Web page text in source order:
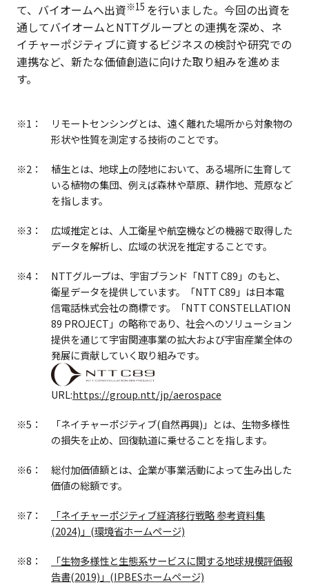
て、バイオームへ出資※15 を行いました。今回の出資を
通してバイオームとNTTグループとの連携を深め、ネ
イチャーポジティブに資するビジネスの検討や研究での
連携など、新たな価値創造に向けた取り組みを進めま
す。
※1：
リモートセンシングとは、遠く離れた場所から対象物の
形状や性質を測定する技術のことです。
※2：
植生とは、地球上の陸地において、ある場所に生育して
いる植物の集団、例えば森林や草原、耕作地、荒原など
を指します。
※3：
広域推定とは、人工衛星や航空機などの機器で取得した
データを解析し、広域の状況を推定することです。
※4：
NTTグループは、宇宙ブランド「NTT C89」のもと、
衛星データを提供しています。「NTT C89」は日本電
信電話株式会社の商標です。「NTT CONSTELLATION
89 PROJECT」の略称であり、社会へのソリューション
提供を通じて宇宙関連事業の拡大および宇宙産業全体の
発展に貢献していく取り組みです。
URL:https://group.ntt/jp/aerospace
※5：
「ネイチャーポジティブ(自然再興)」とは、生物多様性
の損失を止め、回復軌道に乗せることを指します。
※6：
総付加価値額とは、企業が事業活動によって生み出した
価値の総額です。
※7：
「ネイチャーポジティブ経済移行戦略 参考資料集
(2024)」(環境省ホームページ)
※8：
「生物多様性と生態系サービスに関する地球規模評価報
告書(2019)」(IPBESホームページ)